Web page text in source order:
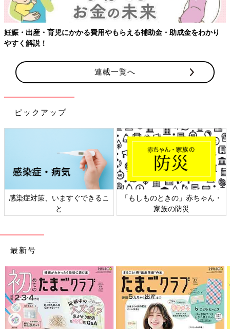
妊娠・出産・育児にかかる費用やもらえる補助金・助成金をわかり
やすく解説！
連載一覧へ
ピックアップ
感染症対策、いますぐできるこ
と
「もしものときの」赤ちゃん・
家族の防災
最新号